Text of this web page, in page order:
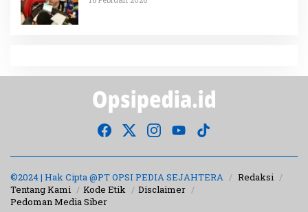
©2024 | Hak Cipta @PT OPSI PEDIA SEJAHTERA
Redaksi
Tentang Kami
Kode Etik
Disclaimer
Pedoman Media Siber